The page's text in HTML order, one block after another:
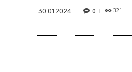
30.01.2024 0 321